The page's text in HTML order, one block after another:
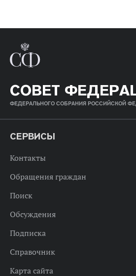
СОВЕТ
ФЕДЕРАЛЬНОГО СОБРАНИЯ РОССИЙСКОЙ
СЕРВИСЫ
Контакты
Обращения граждан
Поиск
Обсуждения
Подписка
Справочник
Карта сайта